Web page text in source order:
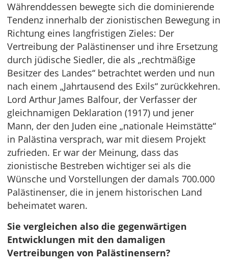
Währenddessen bewegte sich die dominierende
Tendenz innerhalb der zionistischen Bewegung in
Richtung eines langfristigen Zieles: Der
Vertreibung der Palästinenser und ihre Ersetzung
durch jüdische Siedler, die als „rechtmäßige
Besitzer des Landes“ betrachtet werden und nun
nach einem „Jahrtausend des Exils“ zurückkehren.
Lord Arthur James Balfour, der Verfasser der
gleichnamigen Deklaration (1917) und jener
Mann, der den Juden eine „nationale Heimstätte“
in Palästina versprach, war mit diesem Projekt
zufrieden. Er war der Meinung, dass das
zionistische Bestreben wichtiger sei als die
Wünsche und Vorstellungen der damals 700.000
Palästinenser, die in jenem historischen Land
beheimatet waren.
Sie vergleichen also die gegenwärtigen
Entwicklungen mit den damaligen
Vertreibungen von Palästinensern?